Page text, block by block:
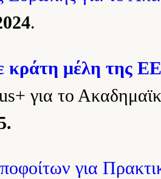
.
κράτη μέλη της
για το
για